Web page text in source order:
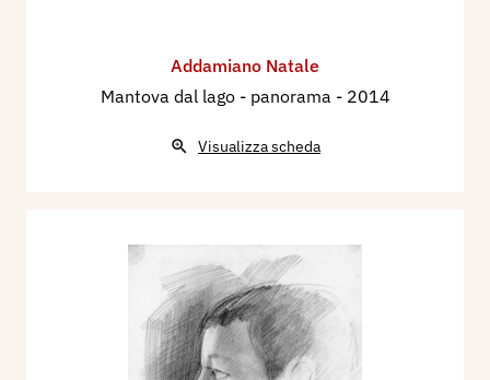
Addamiano Natale
Mantova dal lago - panorama - 2014
Visualizza scheda